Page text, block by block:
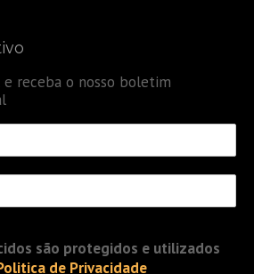
e receba o nosso boletim
são protegidos e utilizados
de Privacidade